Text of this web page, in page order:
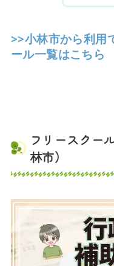
>>小林市から利用
ール一覧はこちら
フリースクー
林市）